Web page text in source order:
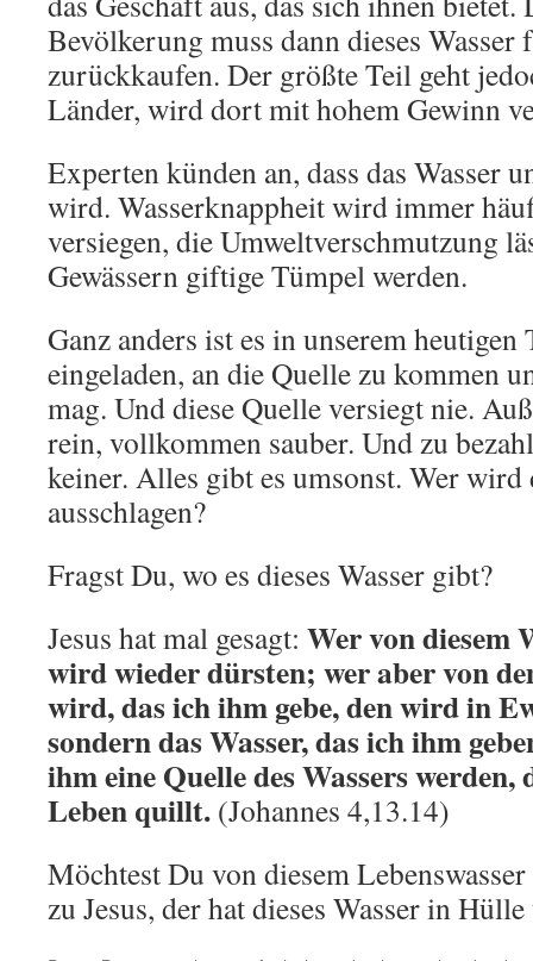
Bevölkerung muss dann dieses Wasser
zurückkaufen. Der größte Teil geht
Länder, wird dort mit hohem Gewinn
Experten künden an, dass das Wasser
wird. Wasserknappheit wird immer
versiegen, die Umweltverschmutzung
Gewässern giftige Tümpel werden.
Ganz anders ist es in unserem heutigen
eingeladen, an die Quelle zu kommen
mag. Und diese Quelle versiegt nie.
rein, vollkommen sauber. Und zu
keiner. Alles gibt es umsonst. Wer
ausschlagen?
Fragst Du, wo es dieses Wasser gibt?
Jesus hat mal gesagt: Wer von diesem
wird wieder dürsten; wer aber von
wird, das ich ihm gebe, den wird in
sondern das Wasser, das ich ihm
ihm eine Quelle des Wassers werden,
Leben quillt. (Johannes 4,13.14)
Möchtest Du von diesem
zu Jesus, der hat dieses Wasser in